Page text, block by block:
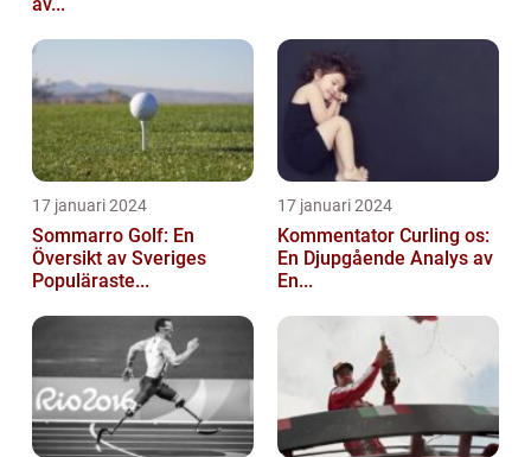
17 januari 2024
Sommarro Golf: En
Översikt av Sveriges
Populäraste...
17 januari 2024
Kommentator Curling os:
En Djupgående Analys av
En...